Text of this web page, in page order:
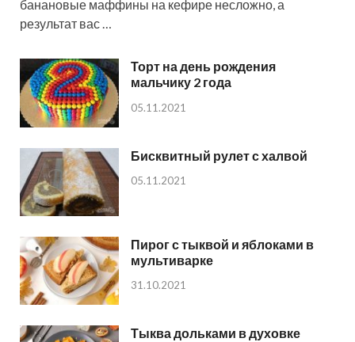
банановые маффины на кефире несложно, а
результат вас …
Торт на день рождения
мальчику 2 года
05.11.2021
Бисквитный рулет с халвой
05.11.2021
Пирог с тыквой и яблоками в
мультиварке
31.10.2021
Тыква дольками в духовке